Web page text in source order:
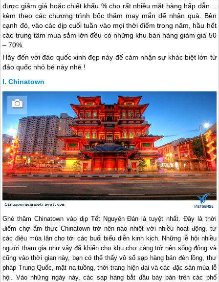
được giảm giá hoặc chiết khấu % cho rất nhiều mặt hàng hấp dẫn…
kèm theo các chương trình bốc thăm may mắn để nhận quà. Bên
cạnh đó, vào các dịp cuối tuần vào mọi thời điểm trong năm, hầu hết
các trung tâm mua sắm lớn đều có những khu bán hàng giảm giá 50
– 70%.
Hãy đến với đảo quốc xinh đẹp này để cảm nhận sự khác biệt lớn từ
đảo quốc nhỏ bé này nhé !
Chinatown
Ghé thăm Chinatown vào dịp Tết Nguyên Đán là tuyệt nhất. Đây là thời
điểm chợ ẩm thực Chinatown trở nên náo nhiệt với nhiều hoạt động, từ
các điệu múa lân cho tới các buổi biểu diễn kinh kịch. Những lễ hội nhiều
người tham gia như vậy đã khiến cho khu chợ càng trở nên sống động và
cũng vào thời gian này, bạn có thể thấy vô số sạp hàng bán đèn lồng, thư
pháp Trung Quốc, mặt nạ tuồng, thời trang hiện đại và các đặc sản mùa lễ
hội. Vào những ngày này, các sạp hàng bắt đầu bày bán trên các phố